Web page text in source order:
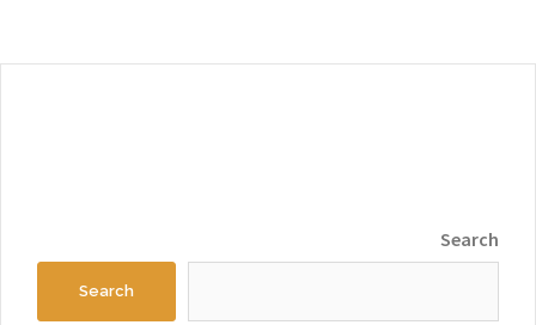
Search
Search